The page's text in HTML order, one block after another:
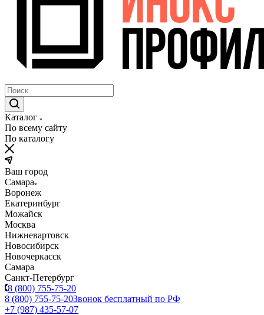
Каталог
По всему сайту
По каталогу
Ваш город
Самара
Воронеж
Екатеринбург
Можайск
Москва
Нижневартовск
Новосибирск
Новочеркасск
Самара
Санкт-Петербург
8 (800) 755-75-20
8 (800) 755-75-20Звонок бесплатный по РФ
+7 (987) 435-57-07